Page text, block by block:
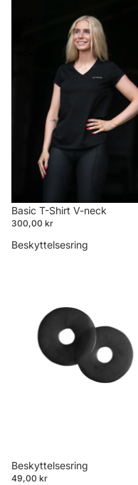
Basic T-Shirt V-neck
300,00 kr
Beskyttelsesring
Beskyttelsesring
49,00 kr